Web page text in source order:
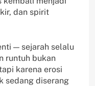
dan spirit
— sejarah selalu
runtuh bukan
karena erosi
sedang diserang